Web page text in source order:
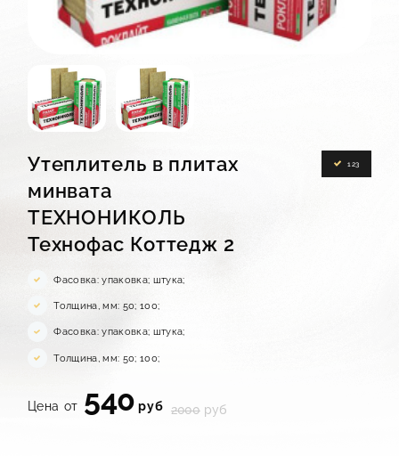
КОНТАКТЫ
123
Утеплитель в плитах
минвата
ТЕХНОНИКОЛЬ
Технофас Коттедж 2
Фасовка: упаковка; штука;
Толщина, мм: 50; 100;
Фасовка: упаковка; штука;
Толщина, мм: 50; 100;
Цена от 540 руб 2000 руб